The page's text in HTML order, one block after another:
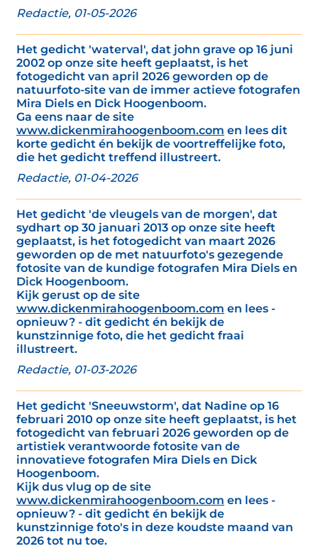
Redactie, 01-05-2026
Het gedicht 'waterval', dat john grave op 16 juni
2002 op onze site heeft geplaatst, is het
fotogedicht van april 2026 geworden op de
natuurfoto-site van de immer actieve fotografen
Mira Diels en Dick Hoogenboom.
Ga eens naar de site
www.dickenmirahoogenboom.com en lees dit
korte gedicht én bekijk de voortreffelijke foto,
die het gedicht treffend illustreert.
Redactie, 01-04-2026
Het gedicht 'de vleugels van de morgen', dat
sydhart op 30 januari 2013 op onze site heeft
geplaatst, is het fotogedicht van maart 2026
geworden op de met natuurfoto's gezegende
fotosite van de kundige fotografen Mira Diels en
Dick Hoogenboom.
Kijk gerust op de site
www.dickenmirahoogenboom.com en lees -
opnieuw? - dit gedicht én bekijk de
kunstzinnige foto, die het gedicht fraai
illustreert.
Redactie, 01-03-2026
Het gedicht 'Sneeuwstorm', dat Nadine op 16
februari 2010 op onze site heeft geplaatst, is het
fotogedicht van februari 2026 geworden op de
artistiek verantwoorde fotosite van de
innovatieve fotografen Mira Diels en Dick
Hoogenboom.
Kijk dus vlug op de site
www.dickenmirahoogenboom.com en lees -
opnieuw? - dit gedicht én bekijk de
kunstzinnige foto's in deze koudste maand van
2026 tot nu toe.